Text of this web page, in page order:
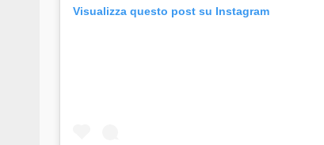
Visualizza questo post su Instagram